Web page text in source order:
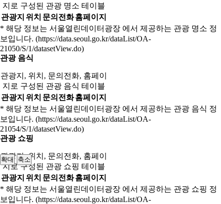
지로 구성된 관광 명소 테이블
관광지 위치 문의전화홈페이지
* 해당 정보는 서울열린데이터광장 에서 제공하는 관광 명소 정
보입니다. (https://data.seoul.go.kr/dataList/OA-
21050/S/1/datasetView.do)
관광 음식
관광지, 위치, 문의전화, 홈페이
지로 구성된 관광 음식 테이블
관광지 위치 문의전화홈페이지
* 해당 정보는 서울열린데이터광장 에서 제공하는 관광 음식 정
보입니다. (https://data.seoul.go.kr/dataList/OA-
21054/S/1/datasetView.do)
관광 쇼핑
관광지, 위치, 문의전화, 홈페이
지로 구성된 관광 쇼핑 테이블
관광지 위치 문의전화홈페이지
* 해당 정보는 서울열린데이터광장 에서 제공하는 관광 쇼핑 정
보입니다. (https://data.seoul.go.kr/dataList/OA-
확대 축소